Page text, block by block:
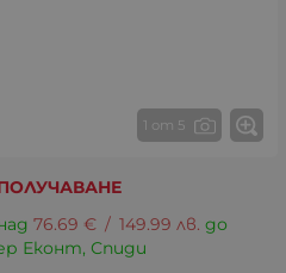
1 от 5
76.69 € / 149.99 лв. до
Еконт, Спиди